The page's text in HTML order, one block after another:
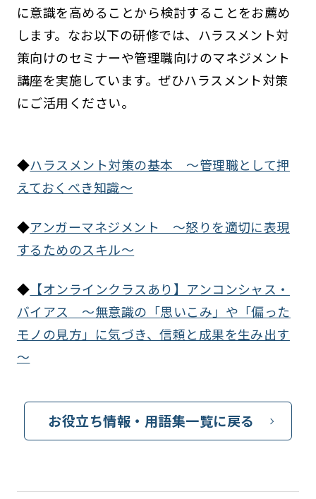
に意識を高めることから検討することをお薦め
します。なお以下の研修では、ハラスメント対
策向けのセミナーや管理職向けのマネジメント
講座を実施しています。ぜひハラスメント対策
にご活用ください。
◆ハラスメント対策の基本 ～管理職として押
えておくべき知識～
◆アンガーマネジメント ～怒りを適切に表現
するためのスキル～
◆ 【オンラインクラスあり】アンコンシャス・
バイアス ～無意識の「思いこみ」や「偏った
モノの見方」に気づき、信頼と成果を生み出す
～
お役立ち情報・用語集一覧に戻る